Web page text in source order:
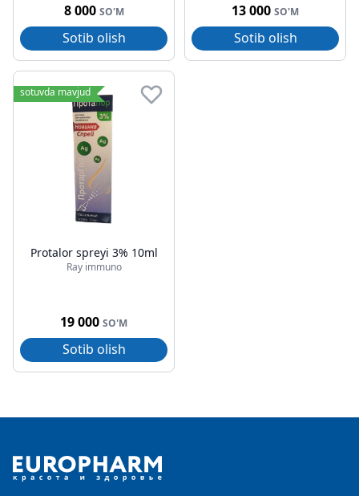
8 000 SO'M
Sotib olish
13 000 SO'M
Sotib olish
sotuvda mavjud
Protalor spreyi 3% 10ml
Ray immuno
19 000 SO'M
Sotib olish